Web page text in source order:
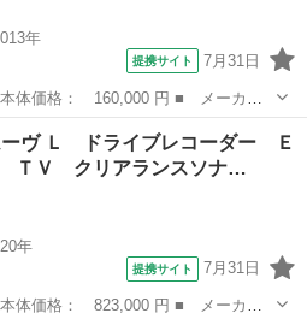
年
提携サイト 7月31日
ーヴ ■ グレード名： カスタム
ＬＥＤヘッドライト フォグ Ｂｌ
ーヴ Ｌ ドライブレコーダー Ｅ
ＴＶ クリアランスソナ…
年
提携サイト 7月31日